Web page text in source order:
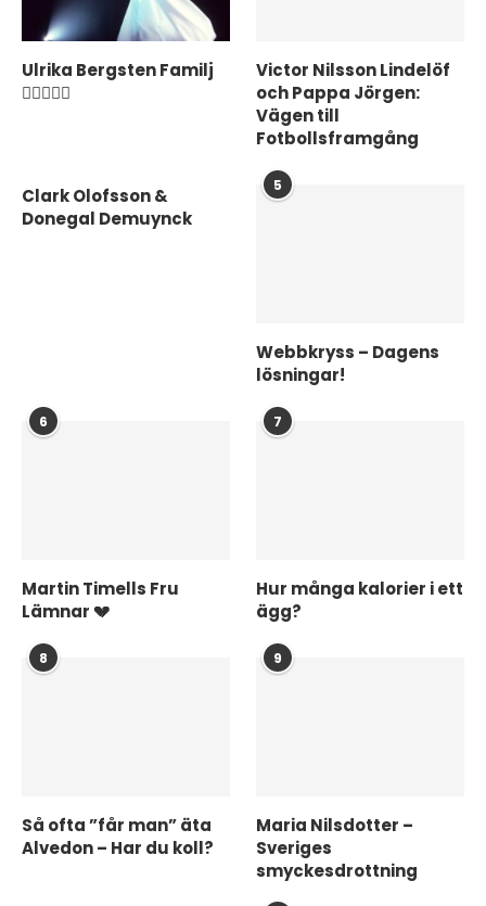
Ulrika Bergsten Familj
❤️‍👨‍👩‍👦‍👦
Victor Nilsson Lindelöf
och Pappa Jörgen:
Vägen till
Fotbollsframgång
Clark Olofsson &
Donegal Demuynck
5
Webbkryss – Dagens
lösningar!
6
Martin Timells Fru
Lämnar 💔
7
Hur många kalorier i ett
ägg?
8
Så ofta ”får man” äta
Alvedon – Har du koll?
9
Maria Nilsdotter –
Sveriges
smyckesdrottning